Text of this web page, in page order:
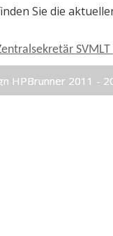
Sie die
SVMLT
HPBrunner 2011 -